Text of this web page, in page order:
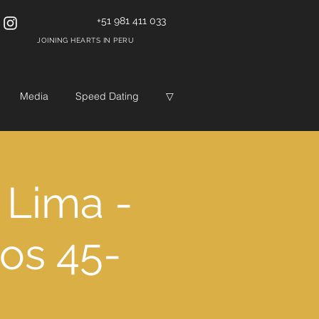
Media Speed Dating ▽
+51 981 411 033
JOINING HEARTS IN PERU
-
45-